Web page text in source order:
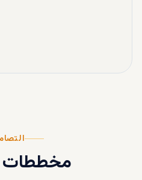
مخططات